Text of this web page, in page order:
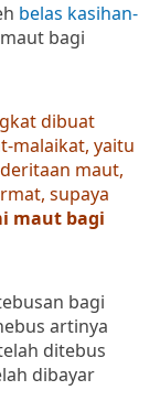
belas kasihan-
bagi
dibuat
malaikat, yaitu
maut,
supaya
maut bagi
bagi
artinya
ditebus
dibayar